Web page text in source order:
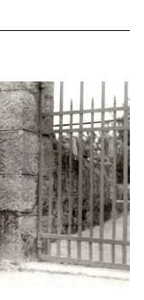
energético